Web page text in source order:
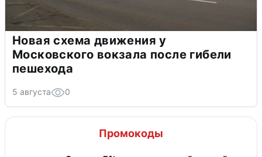
Новая схема движения у
Московского вокзала после гибели
пешехода
5 августа 0
Промокоды